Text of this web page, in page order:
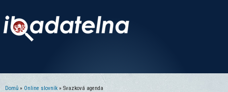
Domů » Online slovník » Svazková agenda